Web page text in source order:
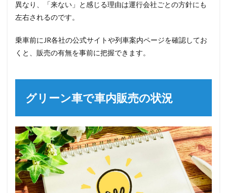
異なり、「来ない」と感じる理由は運行会社ごとの方針にも
左右されるのです。
乗車前にJR各社の公式サイトや列車案内ページを確認してお
くと、販売の有無を事前に把握できます。
グリーン車で車内販売の状況